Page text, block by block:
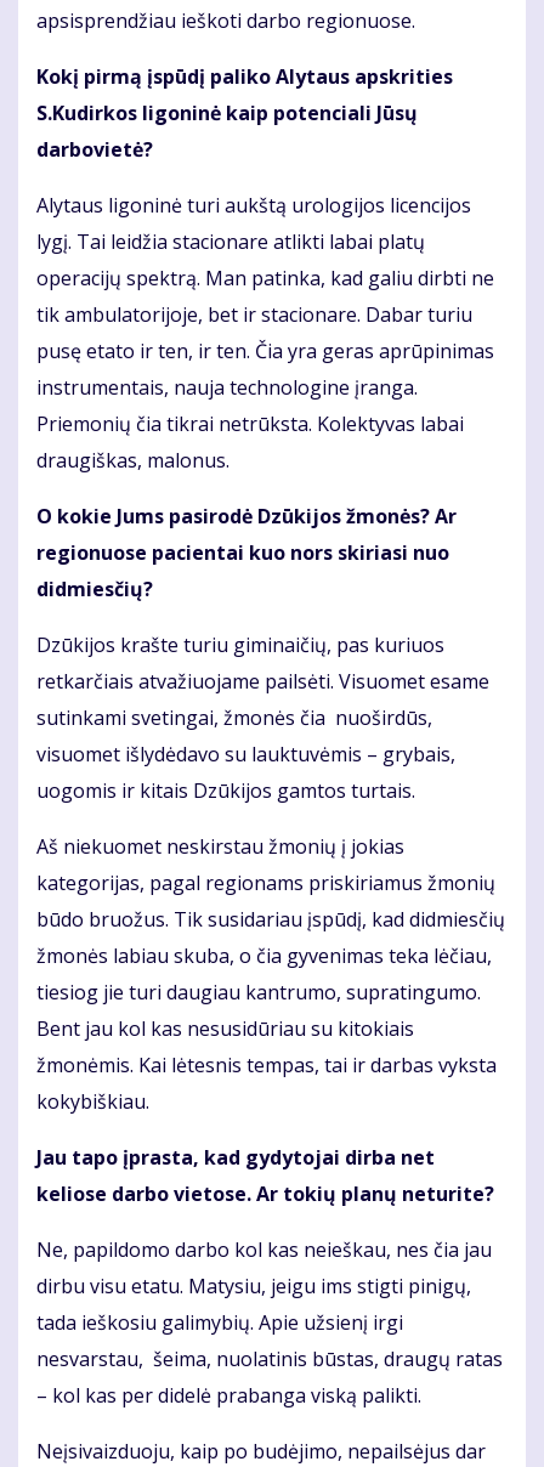
apsisprendžiau ieškoti darbo regionuose.
Kokį pirmą įspūdį paliko Alytaus apskrities
S.Kudirkos ligoninė kaip potenciali Jūsų
darbovietė?
Alytaus ligoninė turi aukštą urologijos licencijos
lygį. Tai leidžia stacionare atlikti labai platų
operacijų spektrą. Man patinka, kad galiu dirbti ne
tik ambulatorijoje, bet ir stacionare. Dabar turiu
pusę etato ir ten, ir ten. Čia yra geras aprūpinimas
instrumentais, nauja technologine įranga.
Priemonių čia tikrai netrūksta. Kolektyvas labai
draugiškas, malonus.
O kokie Jums pasirodė Dzūkijos žmonės? Ar
regionuose pacientai kuo nors skiriasi nuo
didmiesčių?
Dzūkijos krašte turiu giminaičių, pas kuriuos
retkarčiais atvažiuojame pailsėti. Visuomet esame
sutinkami svetingai, žmonės čia nuoširdūs,
visuomet išlydėdavo su lauktuvėmis – grybais,
uogomis ir kitais Dzūkijos gamtos turtais.
Aš niekuomet neskirstau žmonių į jokias
kategorijas, pagal regionams priskiriamus žmonių
būdo bruožus. Tik susidariau įspūdį, kad didmiesčių
žmonės labiau skuba, o čia gyvenimas teka lėčiau,
tiesiog jie turi daugiau kantrumo, supratingumo.
Bent jau kol kas nesusidūriau su kitokiais
žmonėmis. Kai lėtesnis tempas, tai ir darbas vyksta
kokybiškiau.
Jau tapo įprasta, kad gydytojai dirba net
keliose darbo vietose. Ar tokių planų neturite?
Ne, papildomo darbo kol kas neieškau, nes čia jau
dirbu visu etatu. Matysiu, jeigu ims stigti pinigų,
tada ieškosiu galimybių. Apie užsienį irgi
nesvarstau, šeima, nuolatinis būstas, draugų ratas
– kol kas per didelė prabanga viską palikti.
Neįsivaizduoju, kaip po budėjimo, nepailsėjus dar